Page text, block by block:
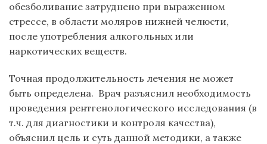
обезболивание затруднено при выраженном
стрессе, в области моляров нижней челюсти,
после употребления алкогольных или
наркотических веществ.
Точная продолжительность лечения не может
быть определена. Врач разъяснил необходимость
проведения рентгенологического исследования (в
т.ч. для диагностики и контроля качества),
объяснил цель и суть данной методики, а также